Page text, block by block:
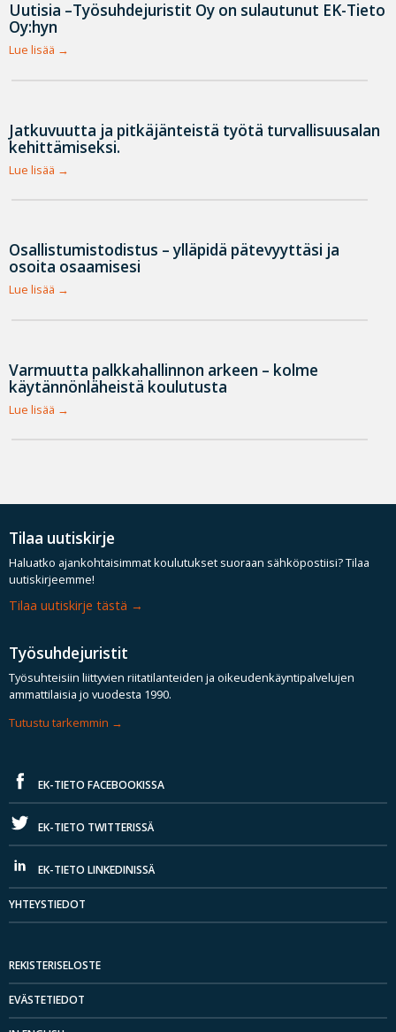
Uutisia –Työsuhdejuristit Oy on sulautunut EK-Tieto
Oy:hyn
Lue lisää
Jatkuvuutta ja pitkäjänteistä työtä turvallisuusalan
kehittämiseksi.
Lue lisää
Osallistumistodistus – ylläpidä pätevyyttäsi ja
osoita osaamisesi
Lue lisää
Varmuutta palkkahallinnon arkeen – kolme
käytännönläheistä koulutusta
Lue lisää
Tilaa uutiskirje
Haluatko ajankohtaisimmat koulutukset suoraan sähköpostiisi? Tilaa
uutiskirjeemme!
Tilaa uutiskirje tästä
Työsuhdejuristit
Työsuhteisiin liittyvien riitatilanteiden ja oikeudenkäyntipalvelujen
ammattilaisia jo vuodesta 1990.
Tutustu tarkemmin
EK-TIETO FACEBOOKISSA
EK-TIETO TWITTERISSÄ
EK-TIETO LINKEDINISSÄ
YHTEYSTIEDOT
REKISTERISELOSTE
EVÄSTETIEDOT